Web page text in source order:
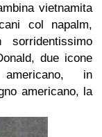
vietnamita
col napalm,
due icone
in
americano, la